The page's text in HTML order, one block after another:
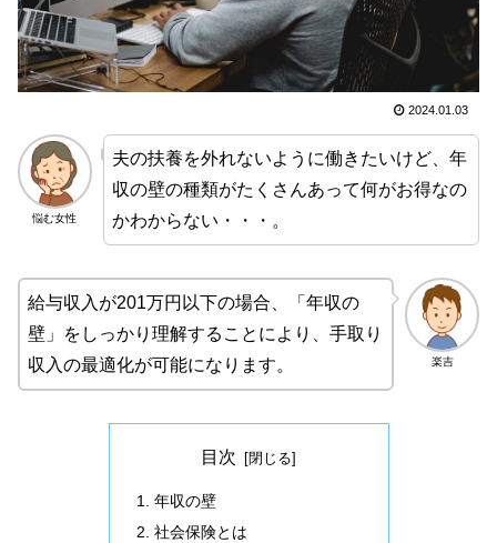
2024.01.03
悩む女性
夫の扶養を外れないように働きたいけど、年
収の壁の種類がたくさんあって何がお得なの
かわからない・・・。
楽吉
給与収入が201万円以下の場合、「年収の
壁」をしっかり理解することにより、手取り
収入の最適化が可能になります。
目次
年収の壁
社会保険とは